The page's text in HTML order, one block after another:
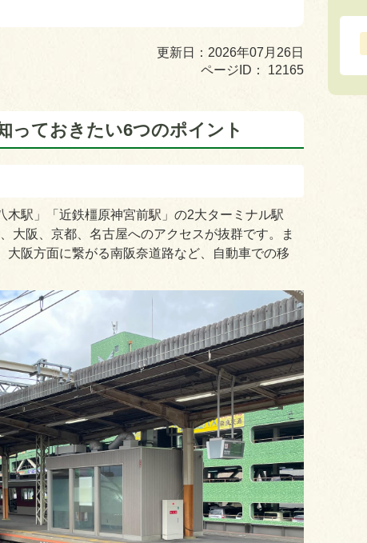
更新日：2026年07月26日
ページID：
12165
っておきたい6つのポイント
駅」「近鉄橿原神宮前駅」の2大ターミナル駅
大阪、京都、名古屋へのアクセスが抜群です。ま
阪方面に繋がる南阪奈道路など、自動車での移